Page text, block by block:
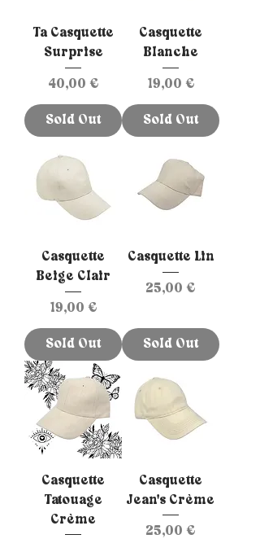
Ta Casquette
Surprise
Prix
40,00 €
Sold Out
Casquette
Blanche
Prix
19,00 €
Sold Out
Casquette
Beige Clair
Prix
19,00 €
Sold Out
Casquette Lin
Prix
25,00 €
Sold Out
Casquette
Tatouage
Crème
Casquette
Jean's Crème
Prix
25,00 €